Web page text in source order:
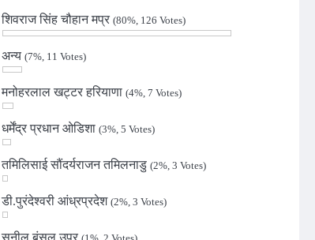
शिवराज सिंह चौहान मप्र (80%, 126 Votes)
अन्य (7%, 11 Votes)
मनोहरलाल खट्टर हरियाणा (4%, 7 Votes)
धर्मेंद्र प्रधान ओडिशा (3%, 5 Votes)
तमिलिसाई सौंदर्यराजन तमिलनाडु (2%, 3 Votes)
डी.पुरंदेश्वरी आंध्रप्रदेश (2%, 3 Votes)
सुनील बंसल उप्र